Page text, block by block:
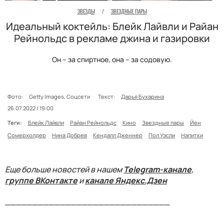
ЗВЕЗДЫ / ЗВЕЗДНЫЕ ПАРЫ
Идеальный коктейль: Блейк Лайвли и Райан
Рейнольдс в рекламе джина и газировки
Он – за спиртное, она – за содовую.
Фото: Getty Images, Соцсети Текст:
Дарья Бухарина
26.07.2022 / 19:00
Теги:
Блейк Лайвли Райан Рейнольдс Кино Звездные пары
Йен
Сомерхолдер
Нина Добрев Кендалл Дженнер Пол Уэсли Напитки
Еще больше новостей в нашемTelegram-канале,
группе ВКонтактеиканале Яндекс.Дзен